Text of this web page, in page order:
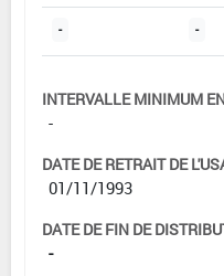
- -
INTERVALLE MINIMUM
-
DATE DE RETRAIT DE
01/11/1993
DATE DE FIN DE
-